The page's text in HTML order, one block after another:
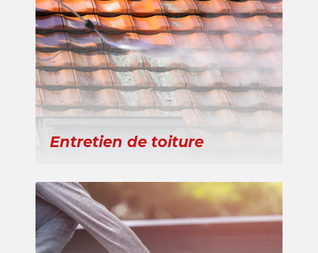
Entretien de toiture